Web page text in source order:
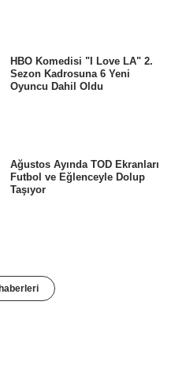
HBO Komedisi "I Love LA" 2.
Sezon Kadrosuna 6 Yeni
Oyuncu Dahil Oldu
Ağustos Ayında TOD Ekranları
Futbol ve Eğlenceyle Dolup
Taşıyor